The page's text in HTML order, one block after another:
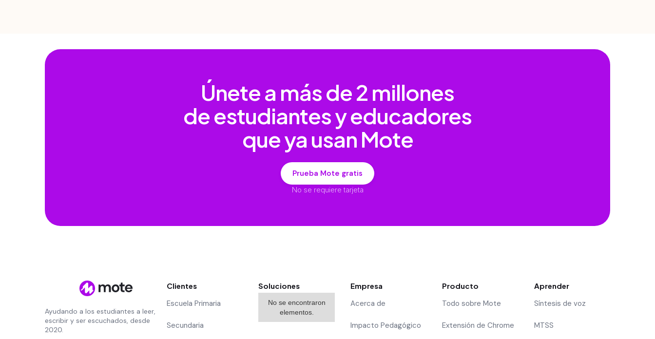
Únete a más de2 millones
de estudiantes y educadores
que ya usan Mote
Prueba Mote gratis
No se requiere tarjeta
Ayudando a los estudiantes a leer,
escribir y ser escuchados, desde
2020.
Clientes
Escuela Primaria
Secundaria
Soluciones
No se encontraron
elementos.
Empresa
Acerca de
Impacto Pedagógico
Producto
Todo sobre Mote
Extensión de Chrome
Aprender
Síntesis de voz
MTSS